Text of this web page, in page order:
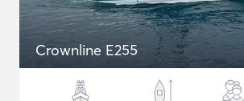
Crownline E255